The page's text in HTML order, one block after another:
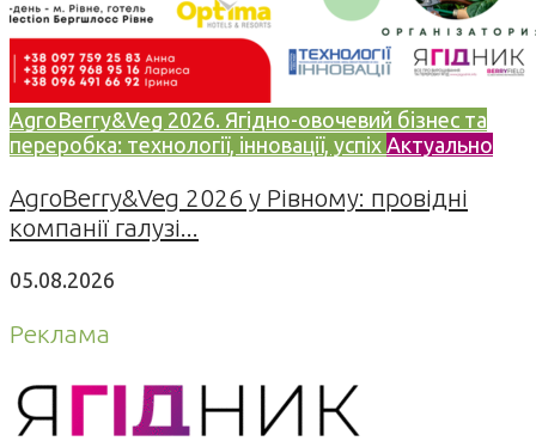
AgroBerry&Veg 2026. Ягідно-овочевий бізнес та
переробка: технології, інновації, успіх Актуально
AgroBerry&Veg 2026 у Рівному: провідні
компанії галузі...
05.08.2026
Реклама